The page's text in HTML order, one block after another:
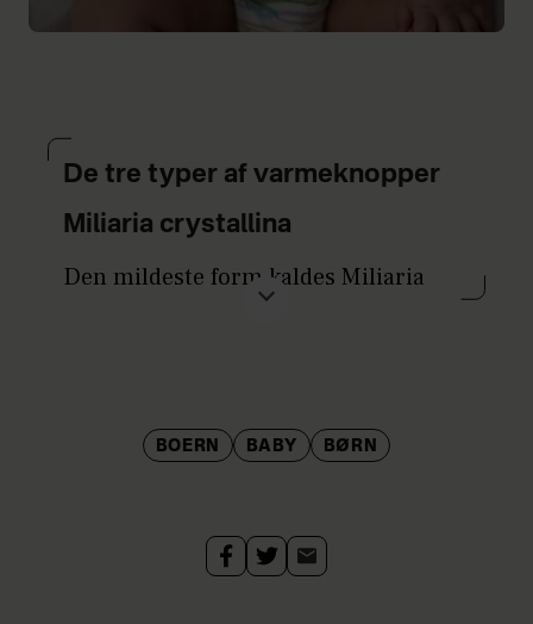
De tre typer af varmeknopper
Miliaria crystallina
Den mildeste form kaldes Miliaria
crystallina og kommer, når
Denne type udslæt ses oftest hos
spædbørn.
blærer, som der let går hul på, men
det generer ikke og forvinder af sig
BOERN BABY BØRN